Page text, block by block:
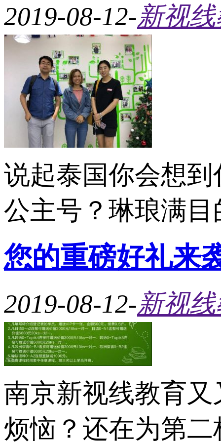
2019-08-12-新视
说起泰国你会想
公主号？琳琅满目
您的重磅好礼来
2019-08-12-新视
南京新视线教育
烦恼？还在为第二